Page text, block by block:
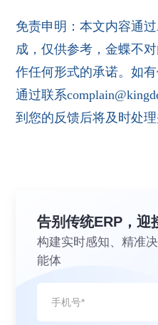
免责申明：本文内容通
成，仅供参考，金蝶不
作任何形式的承诺。如
通过联系
到您的反馈后将及时处理
告别传统ERP，迎
构建实时感知、精准
能体